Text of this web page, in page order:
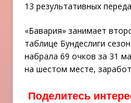
13 результативных
«Бавария» занимает
таблице Бундеслиги
набрала 69 очков за 31
на шестом месте,
Поделитесь